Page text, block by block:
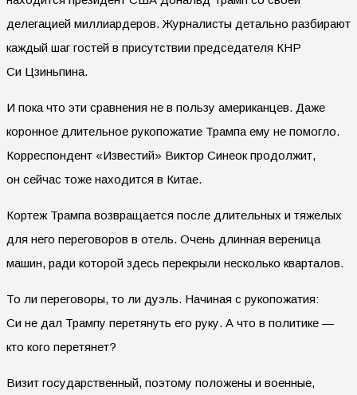
делегацией миллиардеров. Журналисты детально разбирают
каждый шаг гостей в присутствии председателя КНР
Си Цзиньпина.
И пока что эти сравнения не в пользу американцев. Даже
коронное длительное рукопожатие Трампа ему не помогло.
Корреспондент «Известий» Виктор Синеок продолжит,
он сейчас тоже находится в Китае.
Кортеж Трампа возвращается после длительных и тяжелых
для него переговоров в отель. Очень длинная вереница
машин, ради которой здесь перекрыли несколько кварталов.
То ли переговоры, то ли дуэль. Начиная с рукопожатия:
Си не дал Трампу перетянуть его руку. А что в политике —
кто кого перетянет?
Визит государственный, поэтому положены и военные,